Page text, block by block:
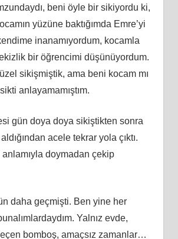
beni öyle bir sikiyordu ki,
yüzüne baktığımda Emre’yi
inanamıyordum, kocamla
bir öğrencimi düşünüyordum.
sikişmiştik, ama beni kocam mı
anlayamamıştım.
gün doya doya sikiştikten sonra
acele tekrar yola çıktı.
doymadan çekip
daha geçmişti. Ben yine her
Yalnız evde,
bomboş, amaçsız zamanlar…